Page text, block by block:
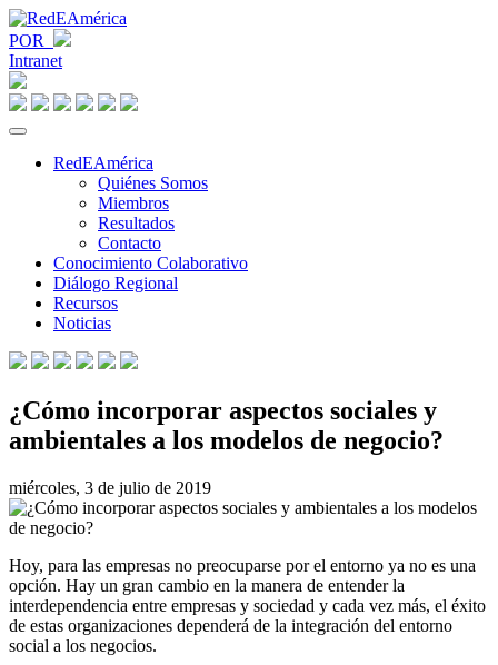
POR
Intranet
RedEAmérica
Quiénes Somos
Miembros
Resultados
Contacto
Conocimiento Colaborativo
Diálogo Regional
Recursos
Noticias
¿Cómo incorporar aspectos sociales y
ambientales a los modelos de negocio?
miércoles, 3 de julio de 2019
Hoy, para las empresas no preocuparse por el entorno ya no es una
opción. Hay un gran cambio en la manera de entender la
interdependencia entre empresas y sociedad y cada vez más, el éxito
de estas organizaciones dependerá de la integración del entorno
social a los negocios.